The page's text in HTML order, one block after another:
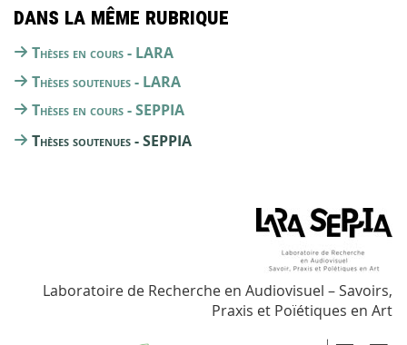
Dans la même rubrique
Thèses en cours - LARA
Thèses soutenues - LARA
Thèses en cours - SEPPIA
Thèses soutenues - SEPPIA
Laboratoire de Recherche en Audiovisuel – Savoirs,
Praxis et Poïétiques en Art